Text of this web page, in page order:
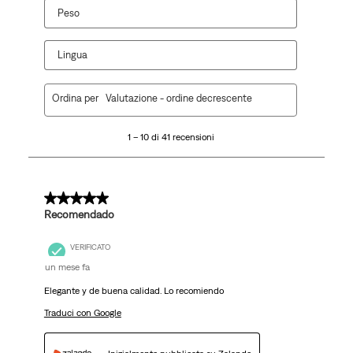
Peso
Lingua
41
1 – 10 di 41 recensioni
Ordina per Valutazione - ordine decrescente
5 su 5 stelle.
Recomendado
VERIFICATO
un mese fa
Elegante y de buena calidad. Lo recomiendo
Traduci con Google